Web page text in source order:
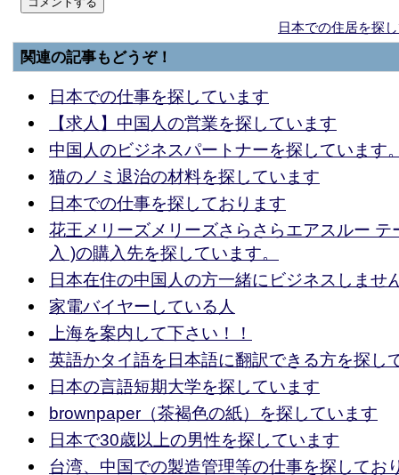
日本での住居を探
関連の記事もどうぞ！
日本での仕事を探しています
【求人】中国人の営業を探しています
中国人のビジネスパートナーを探しています
猫のノミ退治の材料を探しています
日本での仕事を探しております
花王メリーズメリーズさらさらエアスルー テ
入 )の購入先を探しています。
日本在住の中国人の方一緒にビジネスしませ
家電バイヤーしている人
上海を案内して下さい！！
英語かタイ語を日本語に翻訳できる方を探し
日本の言語短期大学を探しています
brownpaper（茶褐色の紙）を探しています
日本で30歳以上の男性を探しています
台湾、中国での製造管理等の仕事を探してお